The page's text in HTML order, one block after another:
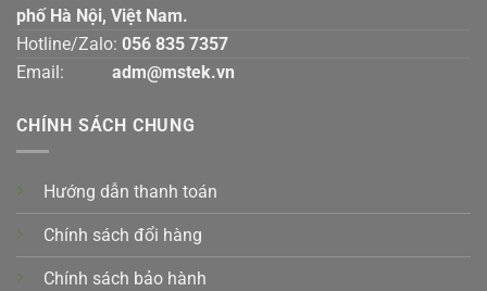
phố Hà Nội, Việt Nam.
Hotline/Zalo: 056 835 7357
Email:
adm@mstek.vn
CHÍNH SÁCH CHUNG
Hướng dẫn thanh toán
Chính sách đổi hàng
Chính sách bảo hành